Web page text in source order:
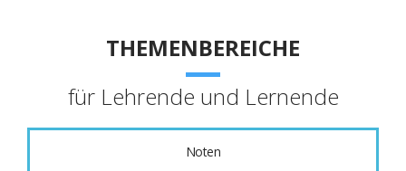
THEMENBEREICHE
für Lehrende und Lernende
Noten